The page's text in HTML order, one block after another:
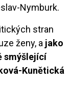
Nymburk.
stran
ženy, a jako
smýšlející
Kunětická